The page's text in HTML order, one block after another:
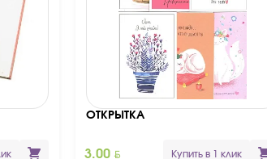
ОТКРЫТКА
3.00 BYN Купить в 1 клик